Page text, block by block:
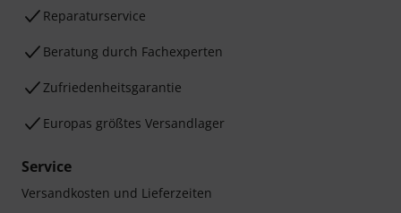
Reparaturservice
Beratung durch Fachexperten
Zufriedenheitsgarantie
Europas größtes Versandlager
Service
Versandkosten und Lieferzeiten